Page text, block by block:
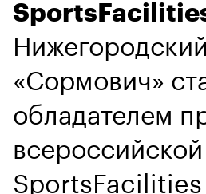
«Сормович»
обладателем